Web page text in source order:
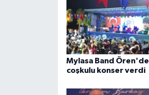
Mylasa Band Ören'de
coşkulu konser verdi